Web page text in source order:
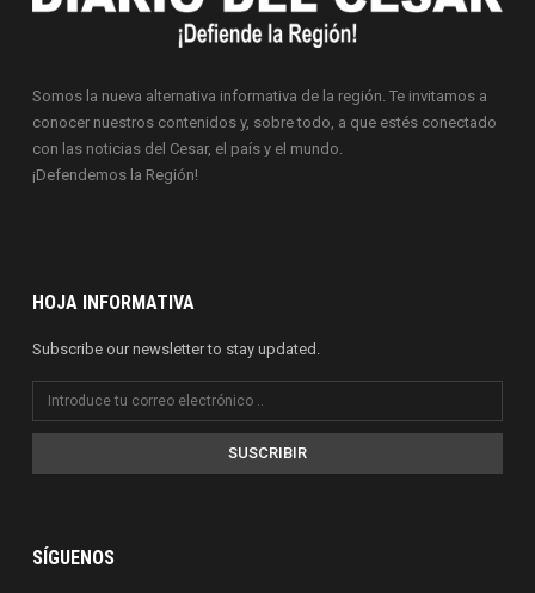
Somos la nueva alternativa informativa de la región. Te invitamos a
conocer nuestros contenidos y, sobre todo, a que estés conectado
con las noticias del Cesar, el país y el mundo.
¡Defendemos la Región!
HOJA INFORMATIVA
Subscribe our newsletter to stay updated.
SUSCRIBIR
SÍGUENOS